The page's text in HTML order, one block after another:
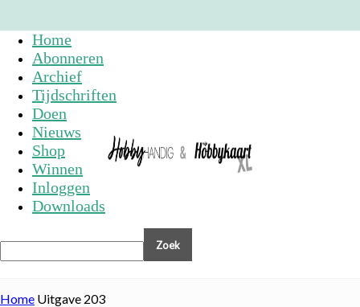
Home
Abonneren
Archief
Tijdschriften
Doen
Nieuws
Shop
Winnen
Inloggen
Downloads
Home Uitgave 203